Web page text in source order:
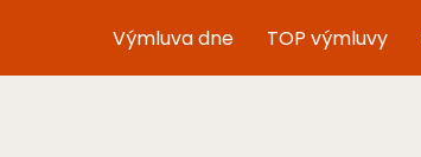
Výmluva dne TOP výmluvy